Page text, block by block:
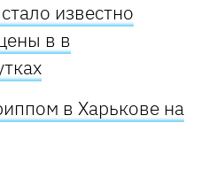
известно
в в
в Харькове на